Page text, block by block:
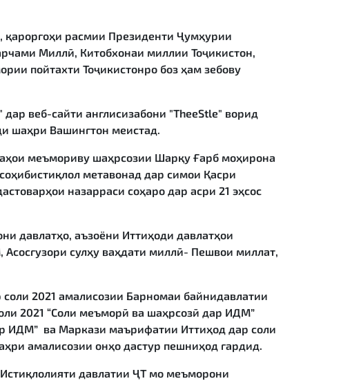
расмии Президенти Ҷумҳурии
Миллӣ, Китобхонаи миллии Тоҷикистон,
пойтахти Тоҷикистонро боз ҳам зебову
веб-сайти англисизабони "TheeStle" ворид
шаҳри Вашингтон меистад.
меъмориву шаҳрсозии Шарқу Ғарб моҳирона
метавонад дар симои Қасри
назарраси соҳаро дар асри 21 эҳсос
давлатҳо, аъзоёни Иттиҳоди давлатҳои
сулҳу ваҳдати миллӣ- Пешвои миллат,
2021 амалисозии Барномаи байнидавлатии
2021 “Соли меъморӣ ва шаҳрсозӣ дар ИДМ”
ИДМ” ва Маркази маърифатии Иттиҳод дар соли
амалисозии онҳо дастур пешниҳод гардид.
давлатии ҶТ мо меъморони